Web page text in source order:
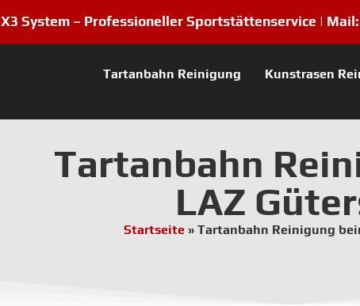
X3 System – Professioneller Sportstättenservice | Mail:
Tartanbahn Reinigung Kunstrasen
Tartanbahn
LAZ
Startseite » Tartanbahn Reinigung